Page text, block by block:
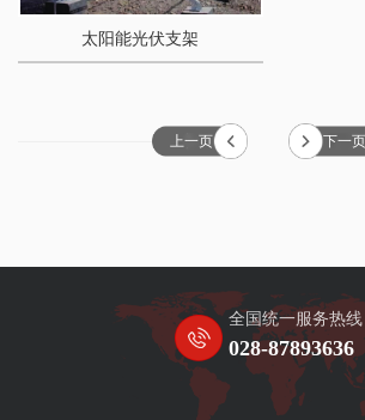
太阳能光伏支架
上一页 下一页
全国统一服务热线
028-87893636